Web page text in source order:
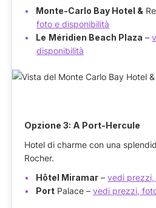
Monte-Carlo Bay Hotel &
foto e disponibilità
Le Méridien Beach Plaza –
disponibilità
Opzione 3: A Port-Hercule
Hotel di charme con una
Rocher.
Hôtel Miramar – vedi
Port Palace – vedi prezzi,